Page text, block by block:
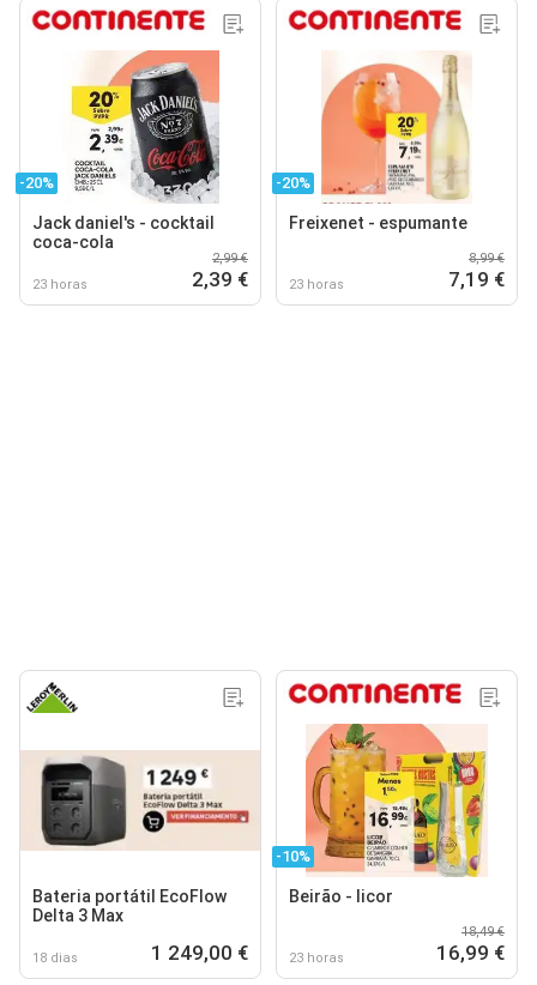
-20%
Jack daniel's - cocktail
coca-cola
23 horas
2,99 €
2,39 €
-20%
Freixenet - espumante
23 horas
8,99 €
7,19 €
Bateria portátil EcoFlow
Delta 3 Max
18 dias 1 249,00 €
-10%
Beirão - licor
23 horas
18,49 €
16,99 €